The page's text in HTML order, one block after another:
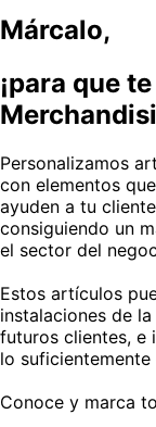
Márcalo,
¡para que
Personalizamos
con elementos
ayuden a tu
consiguiendo un
el sector del
Estos artículos
instalaciones de
futuros clientes, e
lo suficientemente
Conoce y marca